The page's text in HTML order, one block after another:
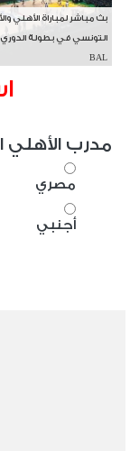
بث مباشر لمباراة الأهلي
التونسي في بطولة الدوري
BAL
مدرب الأهلي
مصري
أجنبي